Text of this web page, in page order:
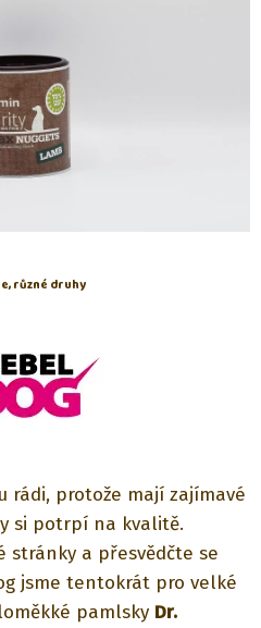
různé druhy
rádi, protože mají zajímavé
si potrpí na kvalitě.
stránky a přesvědčte se
jsme tentokrát pro velké
pamlsky Dr.